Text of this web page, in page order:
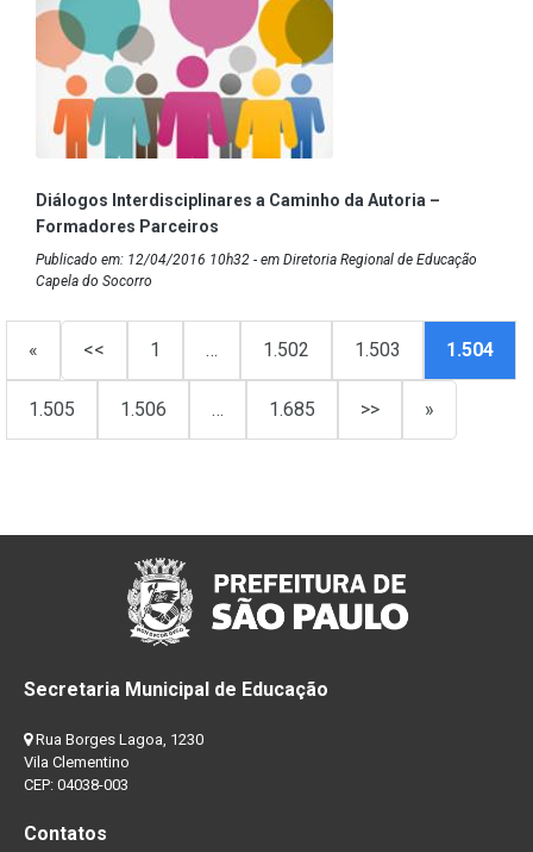
Diálogos Interdisciplinares a Caminho da Autoria –
Formadores Parceiros
Publicado em: 12/04/2016 10h32 - em Diretoria Regional de Educação
Capela do Socorro
« << 1 … 1.502 1.503 1.504
1.505 1.506 … 1.685 >> »
Secretaria Municipal de Educação
Rua Borges Lagoa, 1230
Vila Clementino
CEP: 04038-003
Contatos